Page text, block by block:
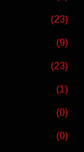
(23)
(9)
(23)
(1)
(0)
(0)